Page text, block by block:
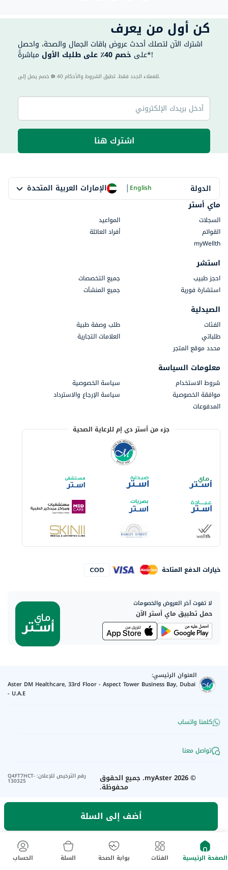
أضف إلى السلة
كن أول من يعرف
اشترك الآن لتصلك أحدث عروض باقات الجمال والصحة، واحصل
على خصم 40٪ على طلبك الأول مباشرةً*!
40 للعملاء الجدد فقط. تطبق الشروط والأحكام.
اشترك هنا
الدولة الإمارات العربية المتحدة |English
ماي أستر
السجلات
المواعيد
القوائم
أفراد العائلة
myWellth
استشر
احجز طبيب
جميع التخصصات
استشارة فورية
جميع المنشآت
الصيدلية
الفئات
طلب وصفة طبية
طلباتي
العلامات التجارية
محدد موقع المتجر
معلومات السياسة
شروط الاستخدام
سياسة الخصوصية
موافقة الخصوصية
سياسة الإرجاع والاسترداد
المدفوعات
جزء من أستر دي إم للرعاية الصحية
خيارات الدفع المتاحة
لا تفوت آخر العروض والخصومات
حمل تطبيق ماي أستر الآن
العنوان الرئيسي:
Aster DM Healthcare, 33rd Floor - Aspect Tower Business Bay, Dubai
- U.A.E
كلمنا واتساب
تواصل معنا
©
2026
myAster. جميع الحقوق
محفوظة.
رقم الترخيص للإعلان:
Q4FT7HCT-
130325
الصفحة الرئيسية الفئات بوابة الصحة السلة الحساب